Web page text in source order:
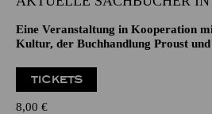
Eine Veranstaltung in Kooperation
Kultur, der Buchhandlung Proust
TICKETS
8,00 €